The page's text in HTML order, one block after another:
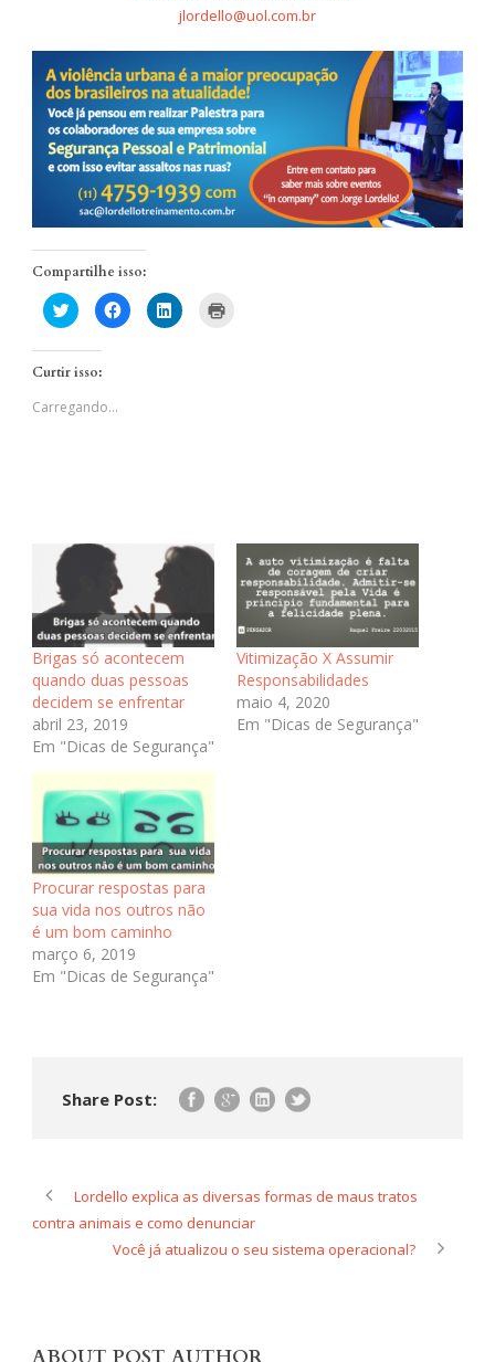
jlordello@uol.com.br
Compartilhe isso:
Clique
para
compartilhar
no
em
janela)
Clique
para
compartilhar
Clique
para
Curtir isso:
Carregando...
Brigas só acontecem
quando duas pessoas
decidem se enfrentar
abril 23, 2019
Em "Dicas de Segurança"
Vitimização X Assumir
Responsabilidades
maio 4, 2020
Em "Dicas de Segurança"
Procurar respostas para
sua vida nos outros não
é um bom caminho
março 6, 2019
Em "Dicas de Segurança"
Share Post:
Lordello explica as diversas formas de maus tratos
contra animais e como denunciar
Você já atualizou o seu sistema operacional?
ABOUT POST AUTHOR